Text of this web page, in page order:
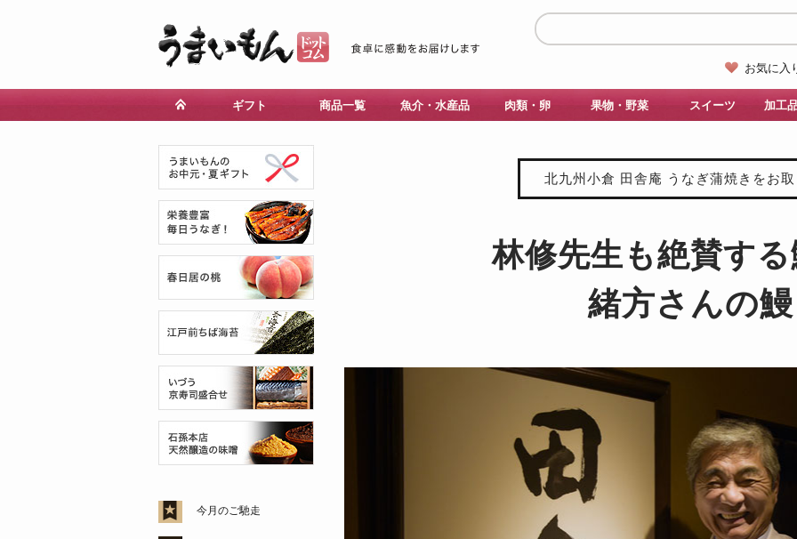
お気に入
ギフト 商品一覧 魚介・水産品 肉類・卵 果物・野菜 スイーツ 加工
北九州小倉 田舎庵 うなぎ蒲焼きをお
林修先生も絶賛す
緒方さんの鰻
今月のご馳走